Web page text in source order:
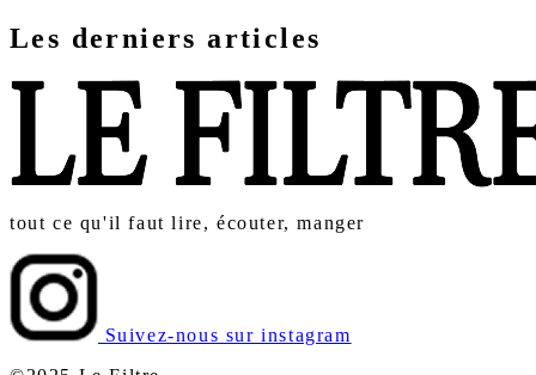
Les derniers articles
tout ce qu'il faut lire, écouter, manger
Suivez-nous sur instagram